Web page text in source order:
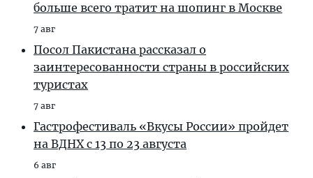
больше всего тратит на шопинг в Москве
7 авг
Посол Пакистана рассказал о
заинтересованности страны в российских
туристах
7 авг
Гастрофестиваль «Вкусы России» пройдет
на ВДНХ с 13 по 23 августа
6 авг